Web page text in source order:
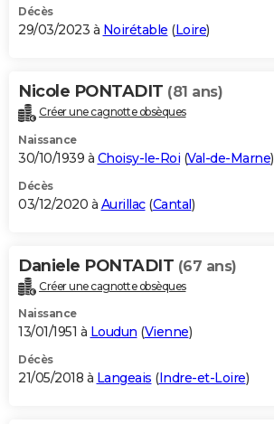
Décès
29/03/2023 à Noirétable (Loire)
Nicole PONTADIT (81 ans)
Créer une cagnotte obsèques
Naissance
30/10/1939 à Choisy-le-Roi (Val-de-Marne)
Décès
03/12/2020 à Aurillac(Cantal)
Daniele PONTADIT (67 ans)
Créer une cagnotte obsèques
Naissance
13/01/1951 à Loudun (Vienne)
Décès
21/05/2018 à Langeais (Indre-et-Loire)